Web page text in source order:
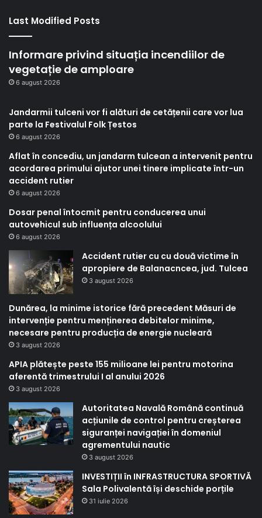
Last Modified Posts
Informare privind situația incendiilor de
vegetație de amploare
6 august 2026
Jandarmii tulceni vor fi alături de cetățenii care vor lua
parte la Festivalul Folk Țestos
6 august 2026
Aflat în concediu, un jandarm tulcean a intervenit pentru
acordarea primului ajutor unei tinere implicate într-un
accident rutier
6 august 2026
Dosar penal întocmit pentru conducerea unui
autovehicul sub influența alcoolului
6 august 2026
Accident rutier cu cu două victime în
apropiere de Balanacncea, jud. Tulcea
3 august 2026
Dunărea, la minime istorice fără precedent Măsuri de
intervenție pentru menținerea debitelor minime,
necesare pentru producția de energie nucleară
3 august 2026
APIA plătește peste 155 milioane lei pentru motorina
aferentă trimestrului I al anului 2026
3 august 2026
Autoritatea Navală Română continuă
acțiunile de control pentru creșterea
siguranței navigației în domeniul
agrementului nautic
3 august 2026
INVESTIȚII în INFRASTRUCTURA SPORTIVĂ
Sala Polivalentă își deschide porțile
31 iulie 2026